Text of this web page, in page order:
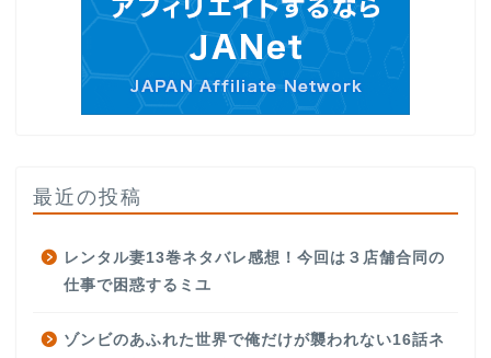
最近の投稿
レンタル妻13巻ネタバレ感想！今回は３店舗合同の
仕事で困惑するミユ
ゾンビのあふれた世界で俺だけが襲われない16話ネ